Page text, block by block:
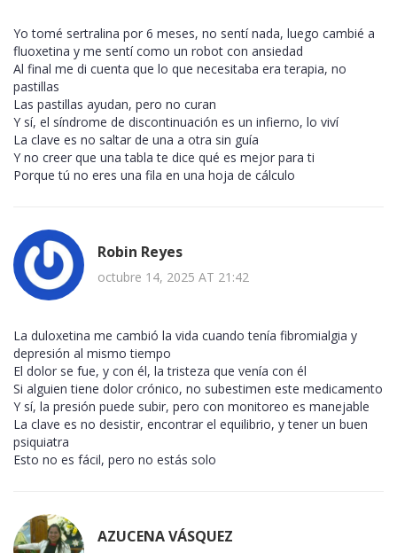
Yo tomé sertralina por 6 meses, no sentí nada, luego cambié a
fluoxetina y me sentí como un robot con ansiedad
Al final me di cuenta que lo que necesitaba era terapia, no
pastillas
Las pastillas ayudan, pero no curan
Y sí, el síndrome de discontinuación es un infierno, lo viví
La clave es no saltar de una a otra sin guía
Y no creer que una tabla te dice qué es mejor para ti
Porque tú no eres una fila en una hoja de cálculo
Robin Reyes
octubre 14, 2025 AT 21:42
La duloxetina me cambió la vida cuando tenía fibromialgia y
depresión al mismo tiempo
El dolor se fue, y con él, la tristeza que venía con él
Si alguien tiene dolor crónico, no subestimen este medicamento
Y sí, la presión puede subir, pero con monitoreo es manejable
La clave es no desistir, encontrar el equilibrio, y tener un buen
psiquiatra
Esto no es fácil, pero no estás solo
AZUCENA VÁSQUEZ